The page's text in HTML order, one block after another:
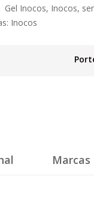
Gel Inocos, Inocos,
Inocos
Marcas